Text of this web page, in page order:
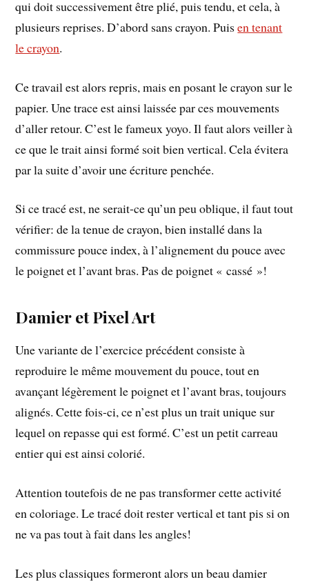
qui doit successivement être plié, puis tendu, et cela, à
plusieurs reprises. D’abord sans crayon. Puisen tenant
le crayon.
Ce travail est alors repris, mais en posant le crayon sur le
papier. Une trace est ainsi laissée par ces mouvements
d’aller retour. C’est le fameux yoyo. Il faut alors veiller à
ce que le trait ainsi formé soit bien vertical. Cela évitera
par la suite d’avoir une écriture penchée.
Si ce tracé est, ne serait-ce qu’un peu oblique, il faut tout
vérifier: de la tenue de crayon, bien installé dans la
commissure pouce index, à l’alignement du pouce avec
le poignet et l’avant bras. Pas de poignet « cassé »!
Damier et Pixel Art
Une variante de l’exercice précédent consiste à
reproduire le même mouvement du pouce, tout en
avançant légèrement le poignet et l’avant bras, toujours
alignés. Cette fois-ci, ce n’est plus un trait unique sur
lequel on repasse qui est formé. C’est un petit carreau
entier qui est ainsi colorié.
Attention toutefois de ne pas transformer cette activité
en coloriage. Le tracé doit rester vertical et tant pis si on
ne va pas tout à fait dans les angles!
Les plus classiques formeront alors un beau damier